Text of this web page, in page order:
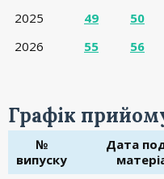
2025
49 50
2026
55 56
Графік
№
випуску
Дата